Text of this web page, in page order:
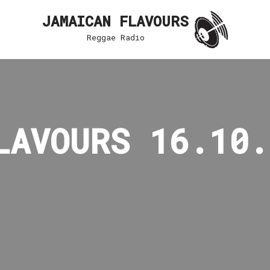
JAMAICAN FLAVOURS
Reggae Radio